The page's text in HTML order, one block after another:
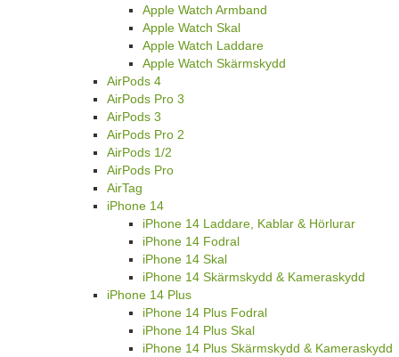
Apple Watch Armband
Apple Watch Skal
Apple Watch Laddare
Apple Watch Skärmskydd
AirPods 4
AirPods Pro 3
AirPods 3
AirPods Pro 2
AirPods 1/2
AirPods Pro
AirTag
iPhone 14
iPhone 14 Laddare, Kablar & Hörlurar
iPhone 14 Fodral
iPhone 14 Skal
iPhone 14 Skärmskydd & Kameraskydd
iPhone 14 Plus
iPhone 14 Plus Fodral
iPhone 14 Plus Skal
iPhone 14 Plus Skärmskydd & Kameraskydd